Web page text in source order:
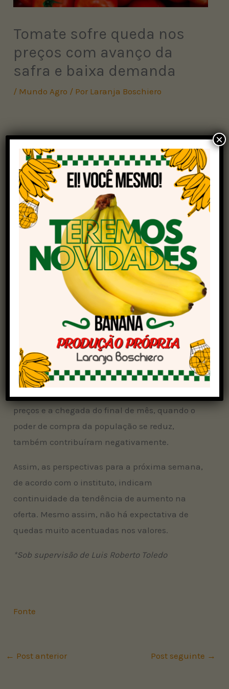
Tomate sofre queda nos
preços com avanço da
safra e baixa demanda
/ Mundo Agro / Por Laranja Boschiero
De acordo com os pesquisadores doCentro de
Estudos Avançados em Economia Aplicada
(Cepea)
, os preços do tomate sofreram queda na
última semana.
No período, o tomate salada 3A foi cotado à
média de R$ 67 a caixa (cx) no atacado de São
Paulo (SP), queda de 20% em relação ao período
anterior; no Rio de Janeiro (RJ), a baixa foi ainda
maior, de 26%, para R$ 85/cx. Em Campinas
(SP), a média foi de R$ 100/cx (-17%) e em Belo
Horizonte (MG), de R$ 87/cx (-11%).
Segundo pesquisadores do Cepea, a pressão veio
sobretudo do avanço na safra de inverno e da
retração na demanda. Os altos patamares de
preços e a chegada do final de mês, quando o
poder de compra da população se reduz,
também contribuíram negativamente.
Assim, as perspectivas para a próxima semana,
de acordo com o instituto, indicam
continuidade da tendência de aumento na
oferta. Mesmo assim, não há expectativa de
quedas muito acentuadas nos valores.
*Sob supervisão de Luis Roberto Toledo
Fonte
← Post anterior Post seguinte →
×